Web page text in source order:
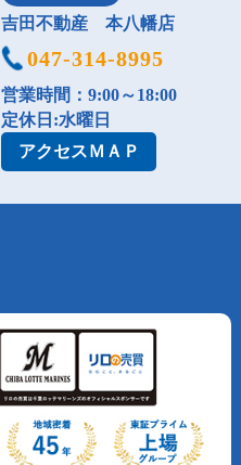
吉田不動産 本八幡店
047-314-8995
営業時間：9:00～18:00
定休日:水曜日
アクセスＭＡＰ